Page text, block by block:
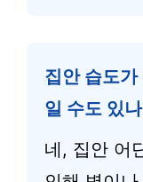
집안 습도
일 수도 있
네, 집안 어